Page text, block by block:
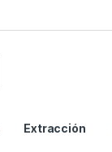
Extracción